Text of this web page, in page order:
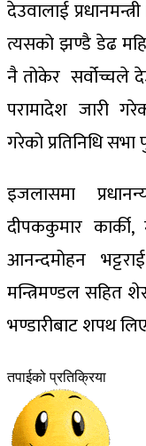
देउवालाई
त्यसको झण्डै डेढ
नै तोकेर सर्वोच्चले
परामादेश जारी
गरेको प्रतिनिधि सभा
इजलासमा
दीपककुमार
आनन्दमोहन
मन्त्रिमण्डल सहित
भण्डारीबाट शपथ
तपाईको प्रतिक्रिया